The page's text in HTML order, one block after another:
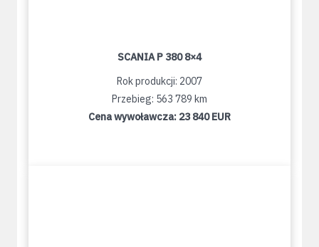
SCANIA P 380 8×4
Rok produkcji: 2007
Przebieg: 563 789 km
Cena wywoławcza: 23 840 EUR